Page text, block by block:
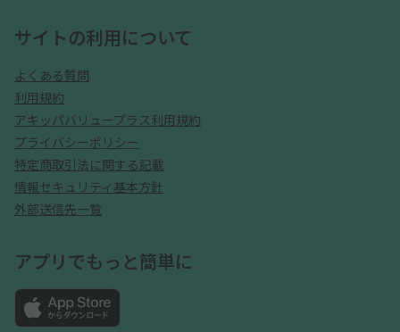
サイトの利用について
よくある質問
利用規約
アキッパバリュープラス利用規約
プライバシーポリシー
特定商取引法に関する記載
情報セキュリティ基本方針
外部送信先一覧
アプリでもっと簡単に